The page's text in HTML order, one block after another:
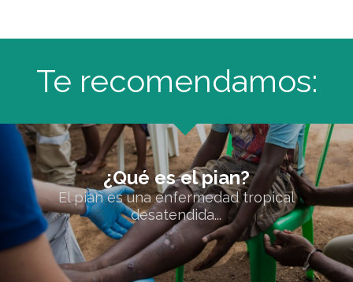
Te recomendamos:
¿Qué es el pian?
El pian es una enfermedad tropical
desatendida...
¿Qué es el pian?
El pian es una enfermedad tropical desatendida...